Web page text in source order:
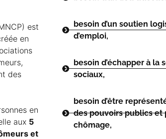
est
en
des
en
aux 5
et
besoin d’un soutien
d’emploi,
besoin d’échapper à la
sociaux,
besoin d’être
des pouvoirs publics et
chômage,